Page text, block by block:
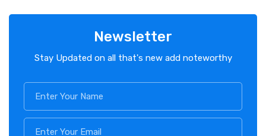
Newsletter
Stay Updated on all that's new add noteworthy